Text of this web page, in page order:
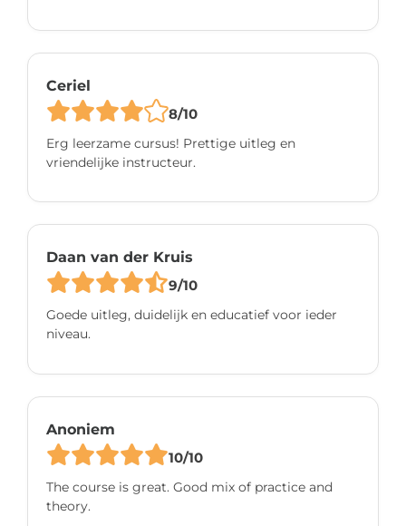
Ceriel
8/10
Erg leerzame cursus! Prettige uitleg en
vriendelijke instructeur.
Daan van der Kruis
9/10
Goede uitleg, duidelijk en educatief voor ieder
niveau.
Anoniem
10/10
The course is great. Good mix of practice and
theory.